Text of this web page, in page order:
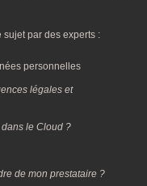
par des experts :
personnelles
légales et
le Cloud ?
de mon prestataire ?